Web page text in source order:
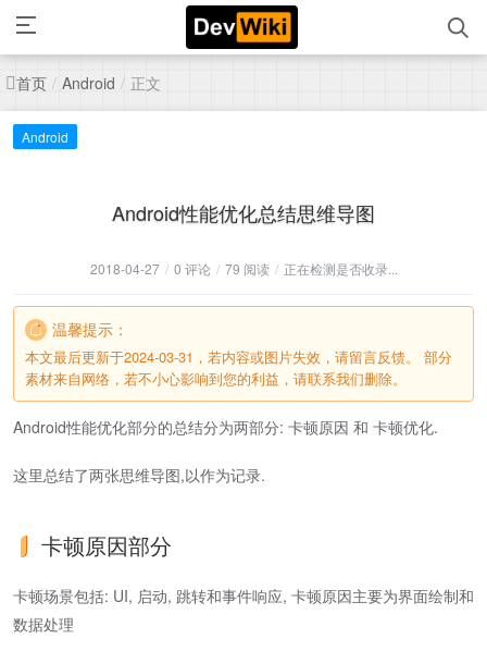
首页 / Android / 正文
Android
Android性能优化总结思维导图
2018-04-27 / 0 评论 / 79 阅读 / 正在检测是否收录...
温馨提示：
本文最后更新于2024-03-31，若内容或图片失效，请留言反馈。 部分
素材来自网络，若不小心影响到您的利益，请联系我们删除。
Android性能优化部分的总结分为两部分: 卡顿原因 和 卡顿优化.
这里总结了两张思维导图,以作为记录.
卡顿原因部分
卡顿场景包括: UI, 启动, 跳转和事件响应, 卡顿原因主要为界面绘制和
数据处理